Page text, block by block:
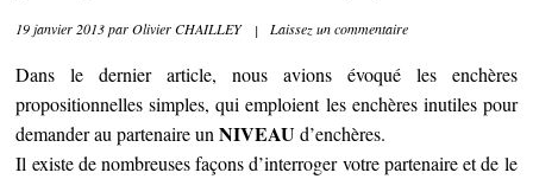
19 janvier 2013parOlivier CHAILLEY | Laissez un commentaire
Dans le dernier article, nous avions évoqué les enchères
propositionnelles simples, qui emploient les enchères inutiles pour
demander au partenaire unNIVEAUd’enchères.
Il existe de nombreuses façons d’interroger votre partenaire et de le